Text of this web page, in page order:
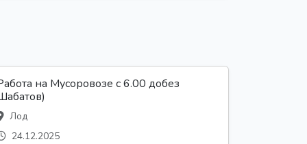
на Мусоровозе с 6.00 добез
Лод
24.12.2025